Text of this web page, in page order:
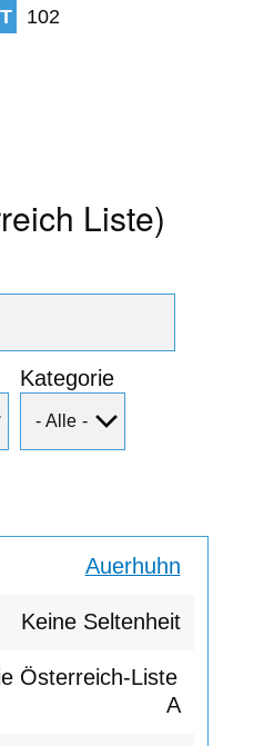
102
Liste)
Kategorie
Auerhuhn
Keine Seltenheit
A